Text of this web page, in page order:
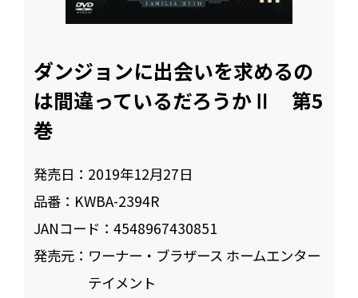
ダンジョンに出会いを求めるの
は間違っているだろうかⅡ 第5
巻
発売日： 2019年12月27日
品番： KWBA-2394R
JANコード：4548967430851
発売元： ワーナー・ブラザース ホームエンター
テイメント